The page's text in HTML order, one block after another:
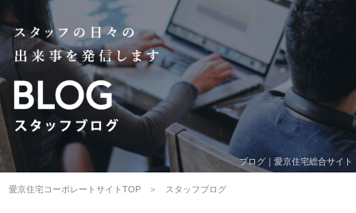
ブログ｜愛京住宅総合サイト
愛京住宅コーポレートサイトTOP スタッフブログ